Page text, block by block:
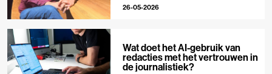
26-05-2026
Wat doet het AI-gebruik van
redacties met het vertrouwen in
de journalistiek?